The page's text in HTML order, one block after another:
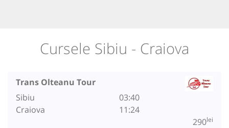
Cursele Sibiu - Craiova
Trans Olteanu Tour
Sibiu
Craiova
03:40
11:24
290lei